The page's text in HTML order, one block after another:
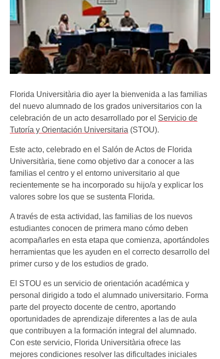
Florida Universitària dio ayer la bienvenida a las familias
del nuevo alumnado de los grados universitarios con la
celebración de un acto desarrollado por el Servicio de
Tutoría y Orientación Universitaria (STOU).
Este acto, celebrado en el Salón de Actos de Florida
Universitària, tiene como objetivo dar a conocer a las
familias el centro y el entorno universitario al que
recientemente se ha incorporado su hijo/a y explicar los
valores sobre los que se sustenta Florida.
A través de esta actividad, las familias de los nuevos
estudiantes conocen de primera mano cómo deben
acompañarles en esta etapa que comienza, aportándoles
herramientas que les ayuden en el correcto desarrollo del
primer curso y de los estudios de grado.
El STOU es un servicio de orientación académica y
personal dirigido a todo el alumnado universitario. Forma
parte del proyecto docente de centro, aportando
oportunidades de aprendizaje diferentes a las de aula
que contribuyen a la formación integral del alumnado.
Con este servicio, Florida Universitària ofrece las
mejores condiciones resolver las dificultades iniciales